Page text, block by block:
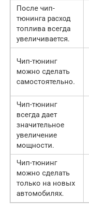
После чип-
тюнинга расход
топлива всегда
увеличивается.
Чип-тюнинг
можно сделать
самостоятельно.
Чип-тюнинг
всегда дает
значительное
увеличение
мощности.
Чип-тюнинг
можно сделать
только на новых
автомобилях.